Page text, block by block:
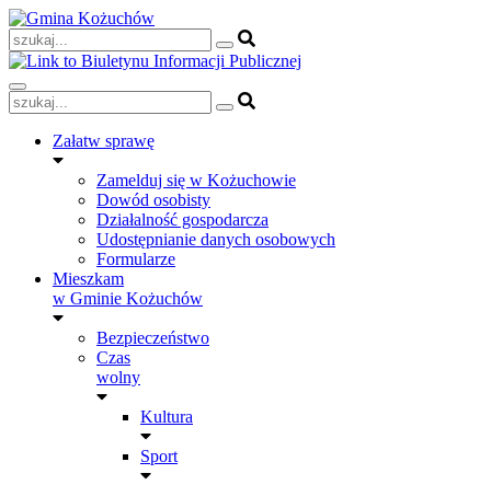
Skip
to
content
Załatw sprawę
Zamelduj się w Kożuchowie
Dowód osobisty
Działalność gospodarcza
Udostępnianie danych osobowych
Formularze
Mieszkam
w Gminie Kożuchów
Bezpieczeństwo
Czas
wolny
Kultura
Sport